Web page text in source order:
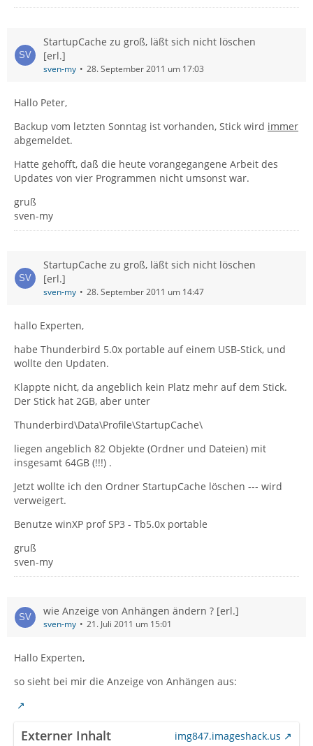
StartupCache zu groß, läßt sich nicht löschen
[erl.]
sven-my 28. September 2011 um 17:03
Hallo Peter,
Backup vom letzten Sonntag ist vorhanden, Stick wird immer
abgemeldet.
Hatte gehofft, daß die heute vorangegangene Arbeit des
Updates von vier Programmen nicht umsonst war.
gruß
sven-my
StartupCache zu groß, läßt sich nicht löschen
[erl.]
sven-my 28. September 2011 um 14:47
hallo Experten,
habe Thunderbird 5.0x portable auf einem USB-Stick, und
wollte den Updaten.
Klappte nicht, da angeblich kein Platz mehr auf dem Stick.
Der Stick hat 2GB, aber unter
Thunderbird\Data\Profile\StartupCache\
liegen angeblich 82 Objekte (Ordner und Dateien) mit
insgesamt 64GB (!!!) .
Jetzt wollte ich den Ordner StartupCache löschen --- wird
verweigert.
Benutze winXP prof SP3 - Tb5.0x portable
gruß
sven-my
wie Anzeige von Anhängen ändern ? [erl.]
sven-my 21. Juli 2011 um 15:01
Hallo Experten,
so sieht bei mir die Anzeige von Anhängen aus:
Externer Inhalt img847.imageshack.us